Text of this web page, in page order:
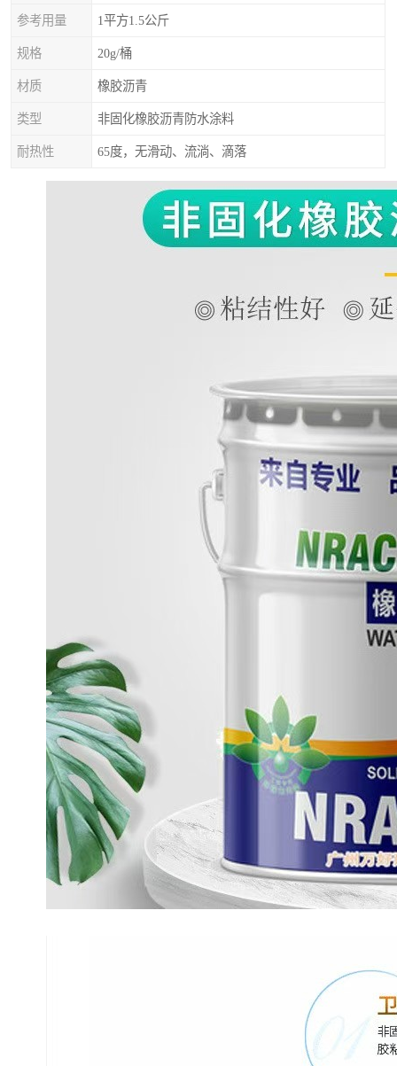
参考用量 1平方1.5公斤
规格 20g/桶
材质 橡胶沥青
类型 非固化橡胶沥青防水涂料
耐热性 65度，无滑动、流淌、滴落